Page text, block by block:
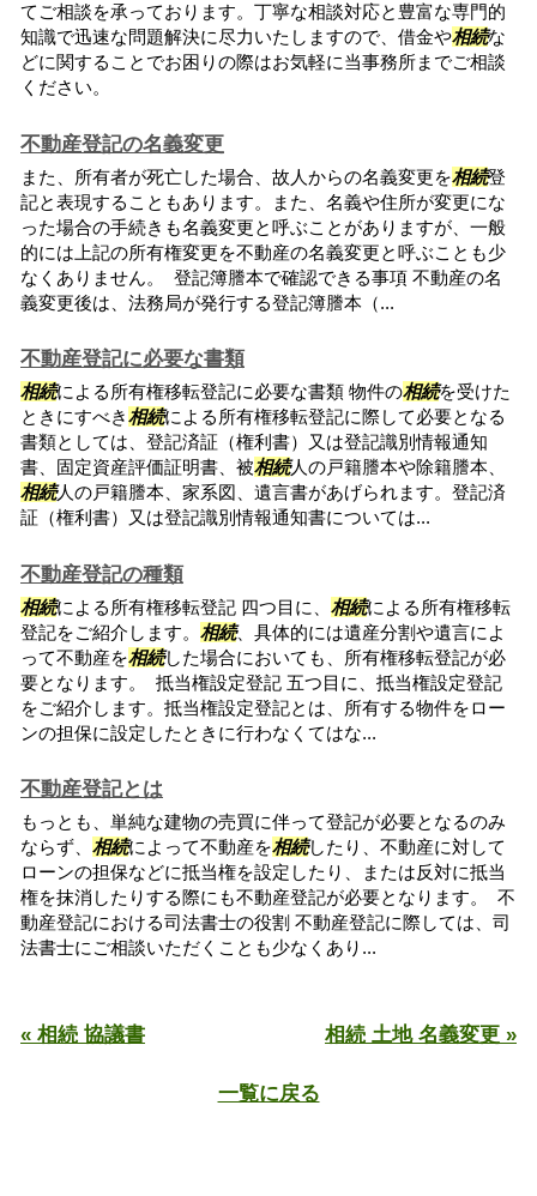
てご相談を承っております。丁寧な相談対応と豊富な専門的
知識で迅速な問題解決に尽力いたしますので、借金や相続な
どに関することでお困りの際はお気軽に当事務所までご相談
ください。
不動産登記の名義変更
また、所有者が死亡した場合、故人からの名義変更を相続登
記と表現することもあります。また、名義や住所が変更にな
った場合の手続きも名義変更と呼ぶことがありますが、一般
的には上記の所有権変更を不動産の名義変更と呼ぶことも少
なくありません。 登記簿謄本で確認できる事項 不動産の名
義変更後は、法務局が発行する登記簿謄本（...
不動産登記に必要な書類
相続による所有権移転登記に必要な書類 物件の相続を受けた
ときにすべき相続による所有権移転登記に際して必要となる
書類としては、登記済証（権利書）又は登記識別情報通知
書、固定資産評価証明書、被相続人の戸籍謄本や除籍謄本、
相続人の戸籍謄本、家系図、遺言書があげられます。登記済
証（権利書）又は登記識別情報通知書については...
不動産登記の種類
相続による所有権移転登記 四つ目に、 相続による所有権移転
登記をご紹介します。 相続、具体的には遺産分割や遺言によ
って不動産を相続した場合においても、所有権移転登記が必
要となります。 抵当権設定登記 五つ目に、抵当権設定登記
をご紹介します。抵当権設定登記とは、所有する物件をロー
ンの担保に設定したときに行わなくてはな...
不動産登記とは
もっとも、単純な建物の売買に伴って登記が必要となるのみ
ならず、 相続によって不動産を相続したり、不動産に対して
ローンの担保などに抵当権を設定したり、または反対に抵当
権を抹消したりする際にも不動産登記が必要となります。 不
動産登記における司法書士の役割 不動産登記に際しては、司
法書士にご相談いただくことも少なくあり...
« 相続 協議書 相続 土地 名義変更 »
一覧に戻る